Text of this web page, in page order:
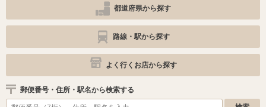
都道府県から探す
路線・駅から探す
よく行くお店から探す
郵便番号・住所・駅名から検索する